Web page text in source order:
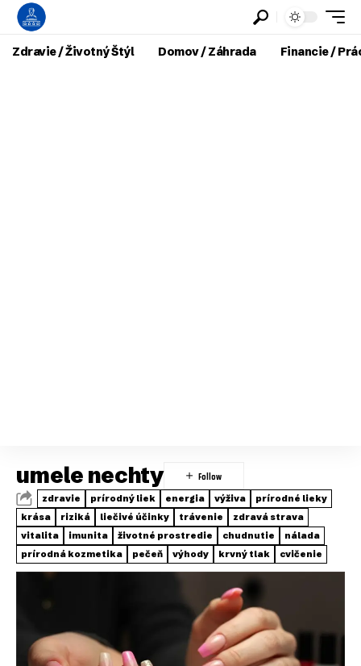
Zdravie / Životný Štýl Domov / Záhrada Financie /
umele nechty
zdravie prírodný liek energia výživa
prírodné lieky
krása
riziká liečivé účinky trávenie
zdravá strava
vitalita
imunita životné prostredie chudnutie
nálada
prírodná kozmetika
pečeň výhody krvný tlak cvičenie